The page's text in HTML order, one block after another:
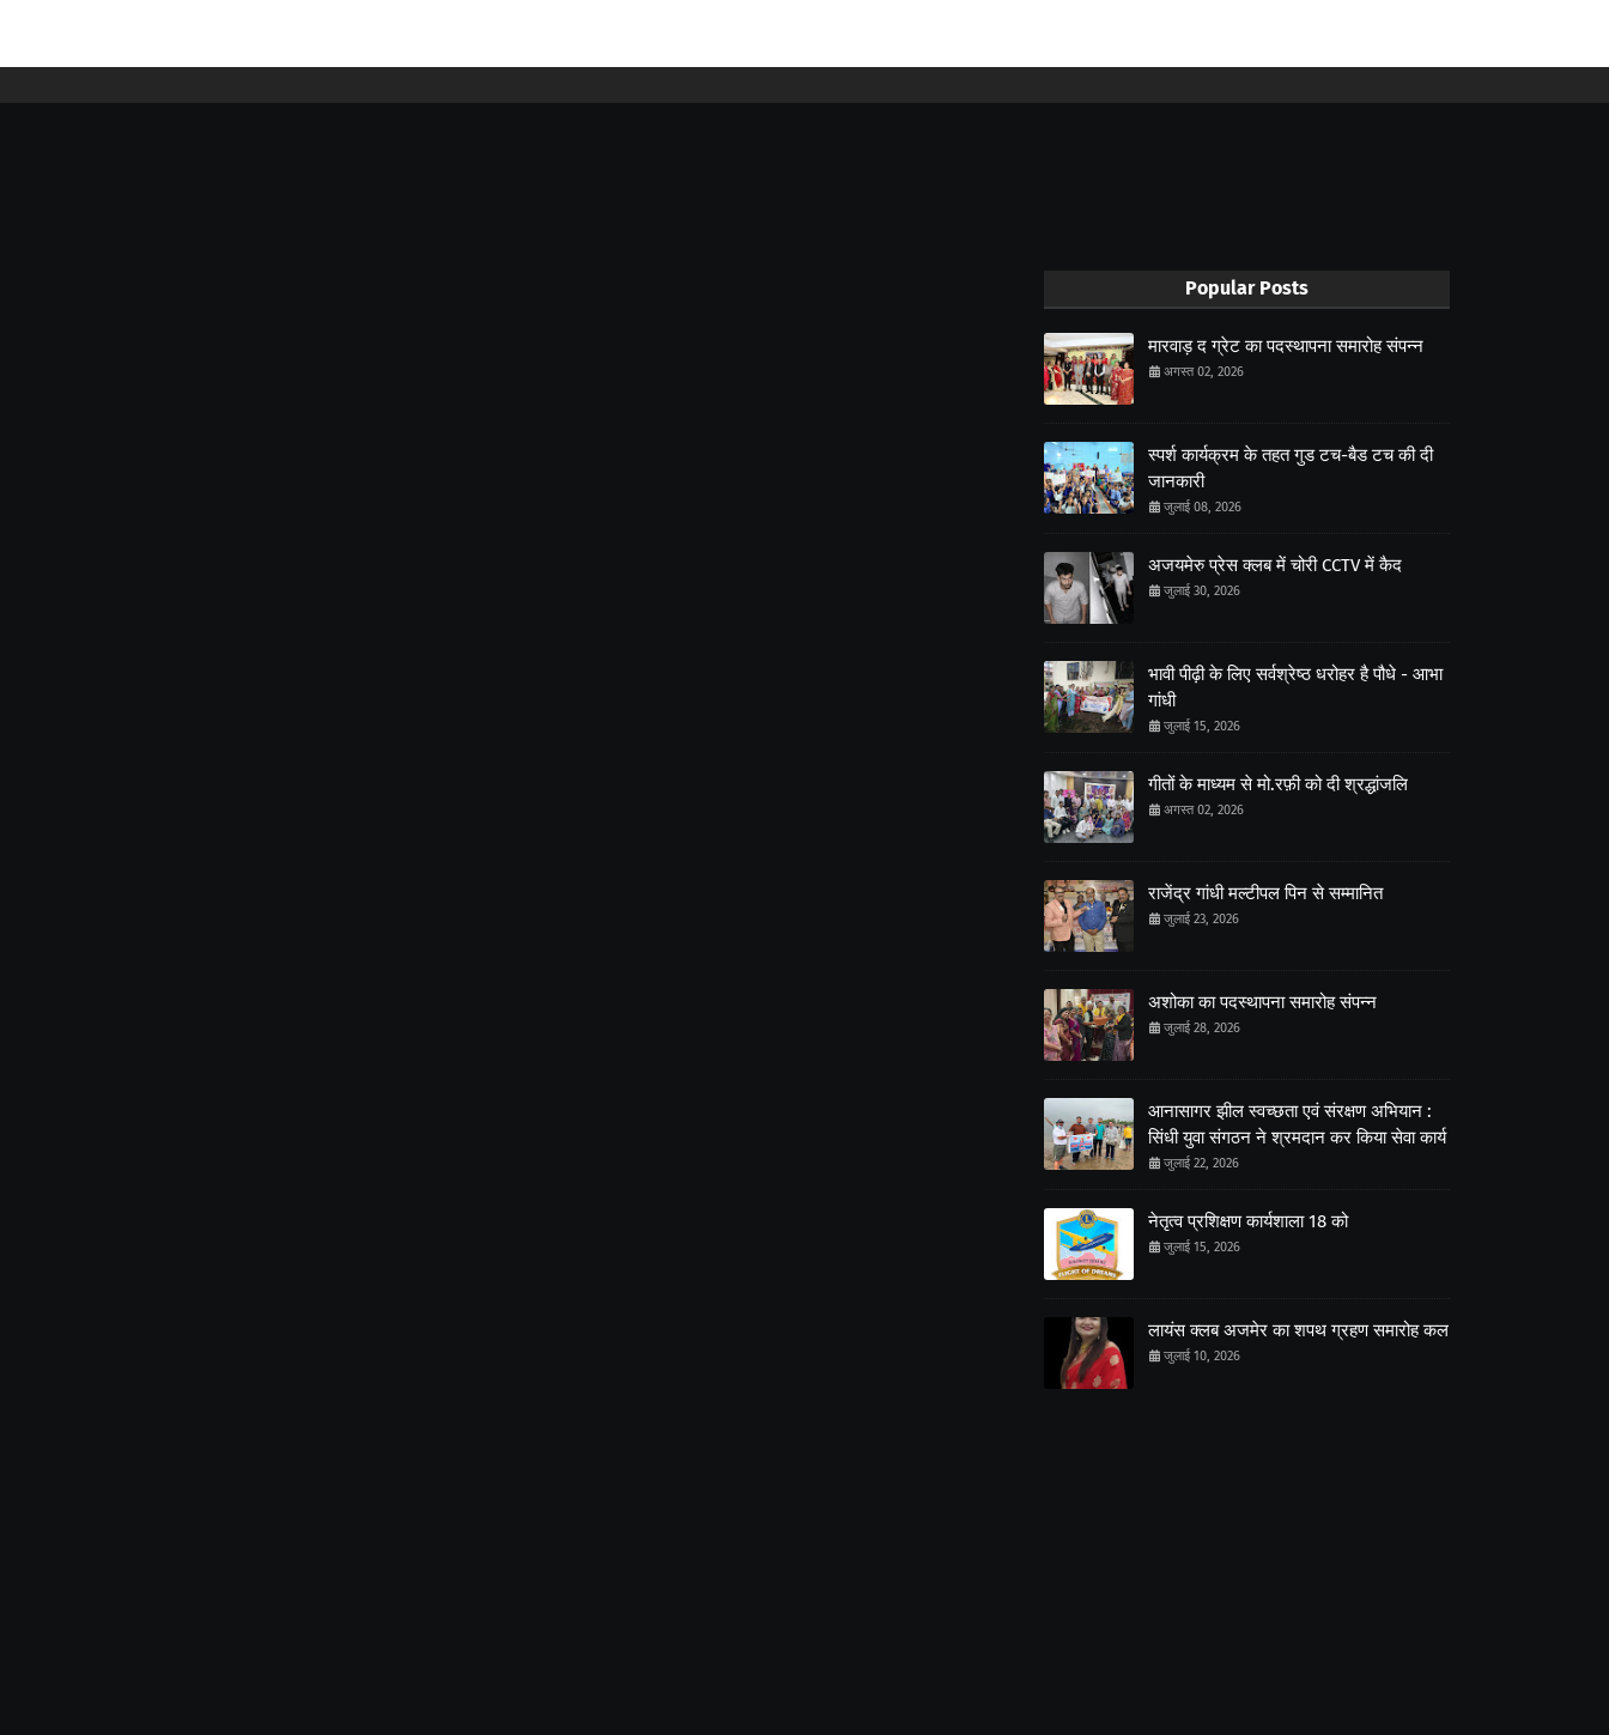
Popular Posts
मारवाड़ द ग्रेट का पदस्थापना समारोह संपन्न
अगस्त 02, 2026
स्पर्श कार्यक्रम के तहत गुड टच-बैड टच की दी
जानकारी
जुलाई 08, 2026
अजयमेरु प्रेस क्लब में चोरी CCTV में कैद
जुलाई 30, 2026
भावी पीढ़ी के लिए सर्वश्रेष्ठ धरोहर है पौधे - आभा
गांधी
जुलाई 15, 2026
गीतों के माध्यम से मो.रफ़ी को दी श्रद्धांजलि
अगस्त 02, 2026
राजेंद्र गांधी मल्टीपल पिन से सम्मानित
जुलाई 23, 2026
अशोका का पदस्थापना समारोह संपन्न
जुलाई 28, 2026
आनासागर झील स्वच्छता एवं संरक्षण अभियान :
सिंधी युवा संगठन ने श्रमदान कर किया सेवा कार्य
जुलाई 22, 2026
नेतृत्व प्रशिक्षण कार्यशाला 18 को
जुलाई 15, 2026
लायंस क्लब अजमेर का शपथ ग्रहण समारोह कल
जुलाई 10, 2026